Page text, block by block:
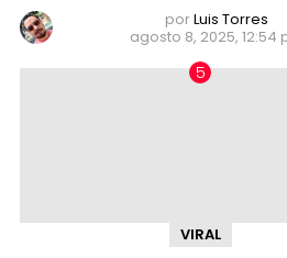
porLuis Torres
agosto 8, 2025, 12:54
VIRAL